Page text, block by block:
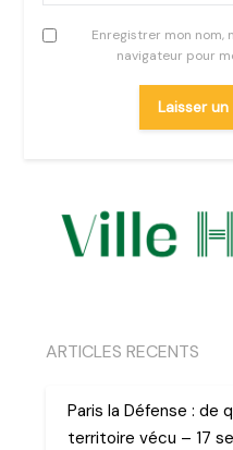
Enregistrer mon nom,
navigateur pour
ARTICLES RECENTS
Paris la Défense : de
territoire vécu – 17